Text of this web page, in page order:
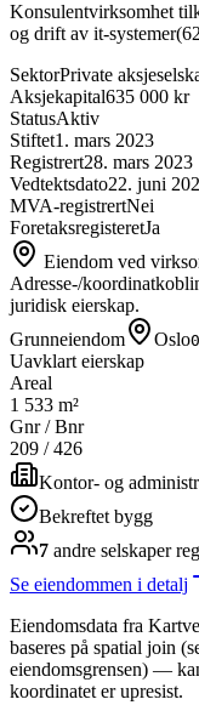
Konsulentvirksomhet
og drift av it-systemer(
SektorPrivate
Aksjekapital635 000 kr
StatusAktiv
Stiftet1. mars 2023
Registrert28. mars 2023
Vedtektsdato22. juni
MVA-registrertNei
ForetaksregisteretJa
Eiendom ved
Adresse-/
juridisk eierskap.
Grunneiendom
Oslo
Uavklart eierskap
Areal
1 533 m²
Gnr / Bnr
209 /426
Kontor- og
Bekreftet bygg
7 andre selskaper
Se eiendommen i detalj
Eiendomsdata fra
baseres på spatial join
eiendomsgrensen) —
koordinatet er upresist.